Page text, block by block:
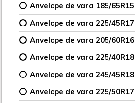
Anvelope de vara 185/65R15
Anvelope de vara 225/45R17
Anvelope de vara 205/60R16
Anvelope de vara 225/40R18
Anvelope de vara 245/45R18
Anvelope de vara 225/50R17